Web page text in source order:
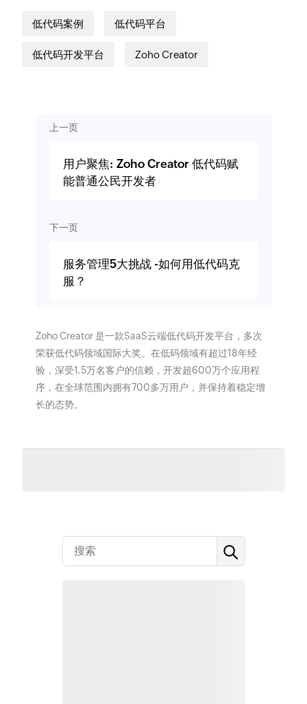
低代码案例 低代码平台
低代码开发平台 Zoho Creator
上一页
用户聚焦: Zoho Creator 低代码赋
能普通公民开发者
下一页
服务管理5大挑战 -如何用低代码克
服？
Zoho Creator 是一款SaaS云端低代码开发平台，多次
荣获低代码领域国际大奖。在低码领域有超过18年经
验，深受1.5万名客户的信赖，开发超600万个应用程
序，在全球范围内拥有700多万用户，并保持着稳定增
长的态势。